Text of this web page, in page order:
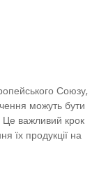
Союзу,
можуть бути
Це важливий крок
їх продукції на